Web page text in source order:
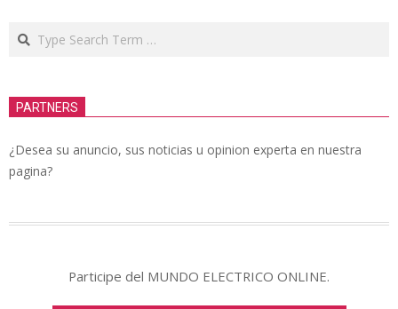
Search
PARTNERS
¿Desea su anuncio, sus noticias u opinion experta en nuestra
pagina?
Participe del MUNDO ELECTRICO ONLINE.